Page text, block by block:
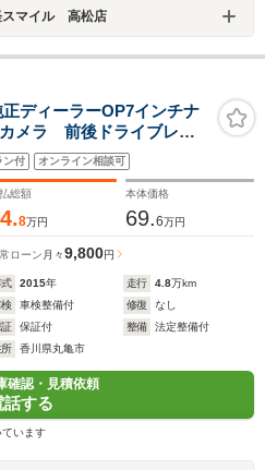
マイル 高松店
ディーラーOP7インチナ
ラ 前後ドライブレコ
ETC HIDヘッドライ
禁煙車
ン付 オンライン相談可
総額
8万円
本体価格
69.6万円
ローン 月々9,800円
式 2015年 走行 4.8万km
車検整備付 修復
なし
保証付 整備
法定整備付
所
香川県丸亀市
確認・見積依頼
話する
います